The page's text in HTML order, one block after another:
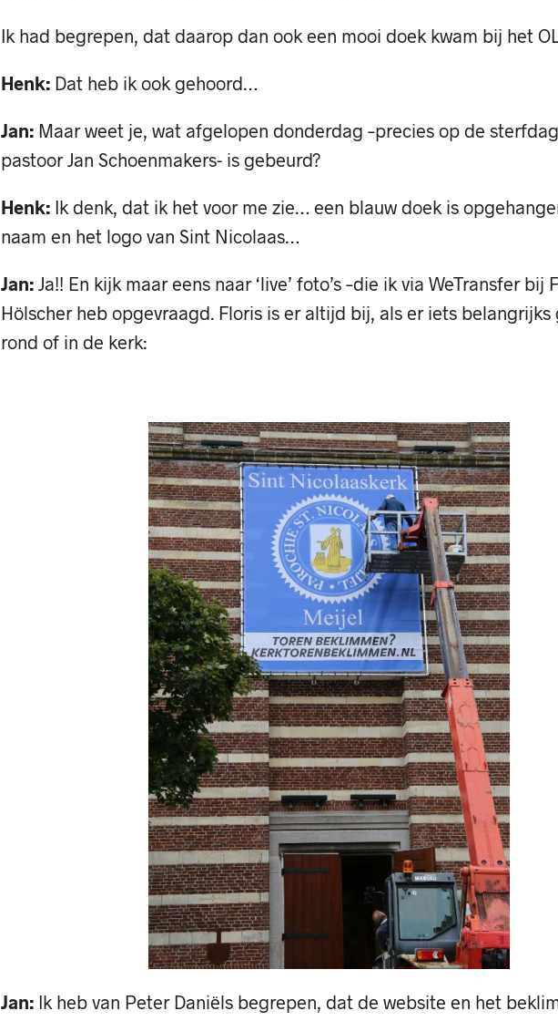
Ik had begrepen, dat daarop dan ook een mooi doek kwam bij het
Henk: Dat heb ik ook gehoord…
Jan: Maar weet je, wat afgelopen donderdag –precies op de
pastoor Jan Schoenmakers- is gebeurd?
Henk: Ik denk, dat ik het voor me zie… een blauw doek is
naam en het logo van Sint Nicolaas…
Jan: Ja!! En kijk maar eens naar ‘live’ foto’s –die ik via WeTransfer bij
Hölscher heb opgevraagd. Floris is er altijd bij, als er iets belangrijks
rond of in de kerk:
Jan: Ik heb van Peter Daniëls begrepen, dat de website en het